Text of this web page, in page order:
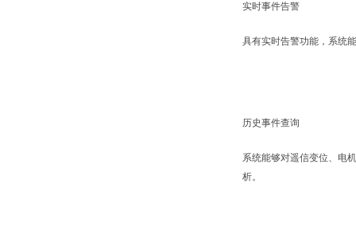
实时事件告警
具有实时告警功能，系统
历史事件查询
系统能够对遥信变位、电
析。